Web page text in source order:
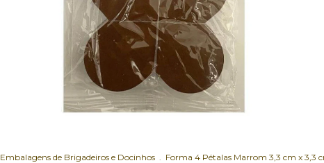
Embalagens de Brigadeiros e Docinhos . Forma 4 Pétalas Marrom 3,3 cm x 3,3